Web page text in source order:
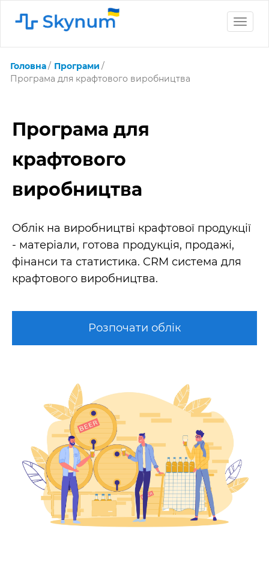
Toggle
Головна
Програми
Програма для крафтового виробництва
Програма для
крафтового
виробництва
Облік на виробництві крафтової продукції
- матеріали, готова продукція, продажі,
фінанси та статистика. CRM система для
крафтового виробництва.
Розпочати облік